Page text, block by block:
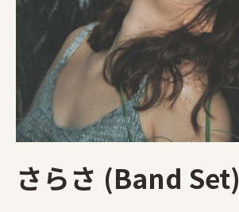
さらさ (Band Set)